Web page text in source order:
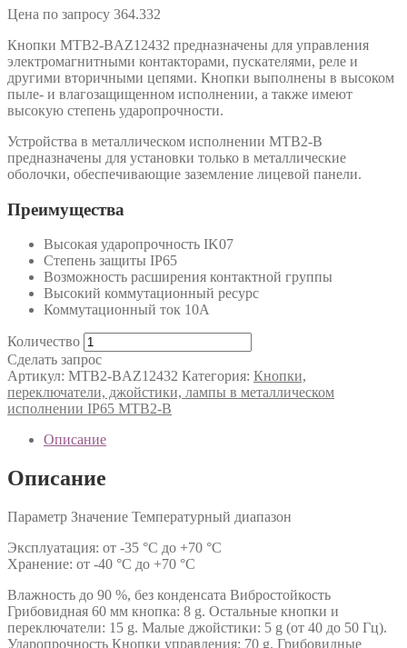
Цена по запросу 364.332
Кнопки MTB2-BAZ12432 предназначены для управления
электромагнитными контакторами, пускателями, реле и
другими вторичными цепями. Кнопки выполнены в высоком
пыле- и влагозащищенном исполнении, а также имеют
высокую степень ударопрочности.
Устройства в металлическом исполнении MTB2-B
предназначены для установки только в металлические
оболочки, обеспечивающие заземление лицевой панели.
Преимущества
Высокая ударопрочность IK07
Степень защиты IP65
Возможность расширения контактной группы
Высокий коммутационный ресурс
Коммутационный ток 10А
Количество
Сделать запрос
Артикул: MTB2-BAZ12432 Категория: Кнопки,
переключатели, джойстики, лампы в металлическом
исполнении IP65 MTB2-B
Описание
Описание
Параметр Значение Температурный диапазон
Эксплуатация: от -35 °C до +70 °C
Хранение: от -40 °C до +70 °C
Влажность до 90 %, без конденсата Вибростойкость
Грибовидная 60 мм кнопка: 8 g. Остальные кнопки и
переключатели: 15 g. Малые джойстики: 5 g (от 40 до 50 Гц).
Ударопрочность Кнопки управления: 70 g. Грибовидные